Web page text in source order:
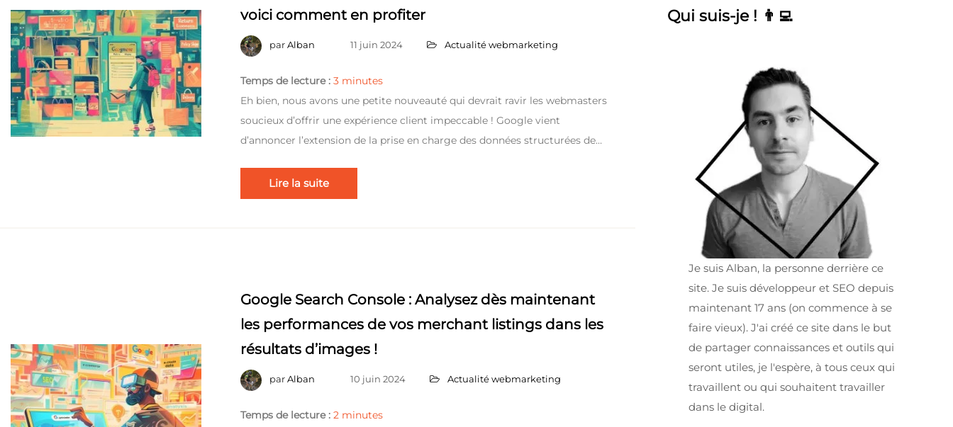
voici comment en profiter
parAlban 11 juin 2024 Actualité webmarketing
Temps de lecture : 3 minutes
Eh bien, nous avons une petite nouveauté qui devrait ravir les webmasters
soucieux d’offrir une expérience client impeccable ! Google vient
d’annoncer l’extension de la prise en charge des données structurées de…
Lire la suite
Google Search Console : Analysez dès maintenant
les performances de vos merchant listings dans les
résultats d’images !
parAlban 10 juin 2024 Actualité webmarketing
Temps de lecture : 2 minutes
Qui suis-je ! 👨‍💻
Je suis Alban, la personne derrière ce
site. Je suis développeur et SEO depuis
maintenant 17 ans (on commence à se
faire vieux). J'ai créé ce site dans le but
de partager connaissances et outils qui
seront utiles, je l'espère, à tous ceux qui
travaillent ou qui souhaitent travailler
dans le digital.